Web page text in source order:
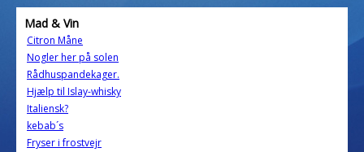
Mad & Vin
Citron Måne
Nogler her på solen
Rådhuspandekager.
Hjælp til Islay-whisky
Italiensk?
kebab´s
Fryser i frostvejr